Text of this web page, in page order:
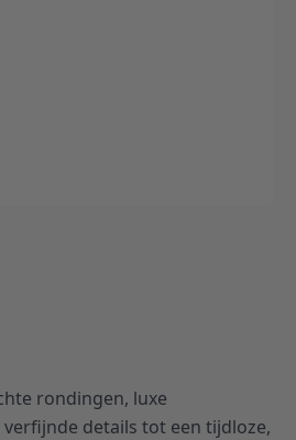
rondingen, luxe
details tot een tijdloze,